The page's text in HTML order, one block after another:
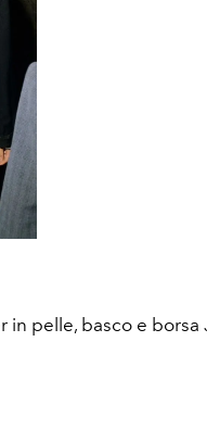
in pelle, basco e borsa